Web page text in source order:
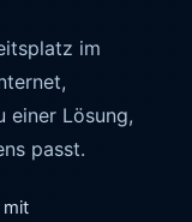
im
einer Lösung,
passt.